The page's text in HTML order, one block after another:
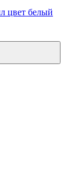
цвет белый